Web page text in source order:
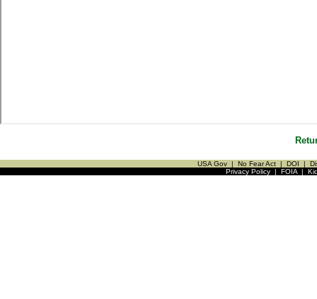
USA Gov | No Fear Act | DOI |
Privacy Policy| FOIA|